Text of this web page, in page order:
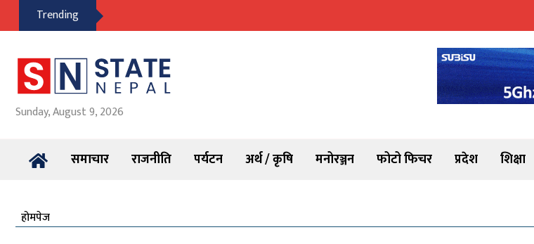
Trending
Sunday, August 9, 2026
समाचार राजनीति पर्यटन अर्थ / कृषि मनोरञ्जन फोटो फिचर प्रदेश शिक्षा
होमपेज